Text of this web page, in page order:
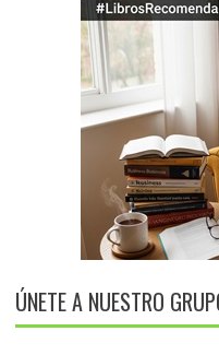
ÚNETE A NUESTRO